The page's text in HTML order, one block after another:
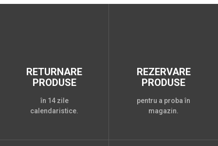
RETURNARE
PRODUSE
în 14 zile
calendaristice.
REZERVARE
PRODUSE
pentru a proba în
magazin.